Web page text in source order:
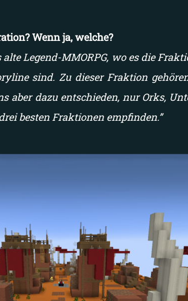
Wenn ja, welche?
Legend-MMORPG, wo es die
sind. Zu dieser Fraktion
aber dazu entschieden, nur Orks,
besten Fraktionen empfinden.”